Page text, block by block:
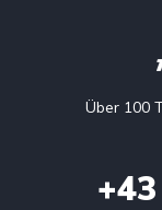
Über 100
+43